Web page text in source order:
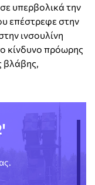
υπερβολικά την
επέστρεφε στην
ινσουλίνη
κίνδυνο πρόωρης
βλάβης,